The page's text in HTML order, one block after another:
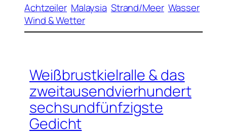
Achtzeiler Malaysia Strand/Meer Wasser
Wind & Wetter
Weißbrustkielralle & das
zweitausendvierhundert
sechsundfünfzigste
Gedicht